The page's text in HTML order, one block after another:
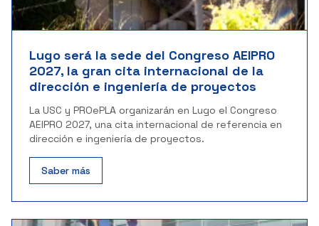
Lugo será la sede del Congreso AEIPRO
2027, la gran cita internacional de la
dirección e ingeniería de proyectos
La USC y PROePLA organizarán en Lugo el Congreso
AEIPRO 2027, una cita internacional de referencia en
dirección e ingeniería de proyectos.
Saber más